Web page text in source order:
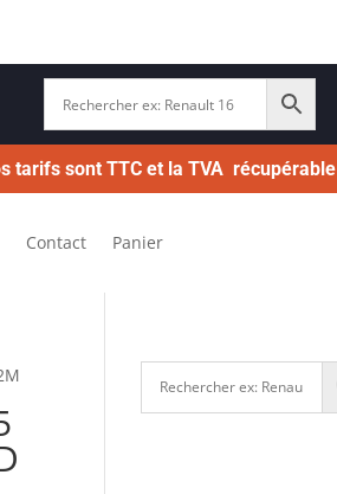
tarifs sont TTC et la TVA récupérable
Contact Panier